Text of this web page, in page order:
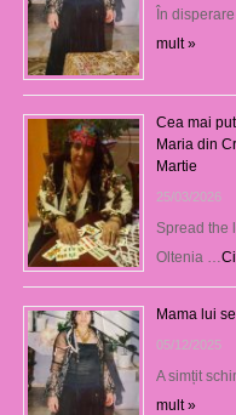
În
mult »
Cea mai
Maria din
Martie
25/03/2026
Spread the
Oltenia …
Mama lui
05/12/2025
A simțit
mult »